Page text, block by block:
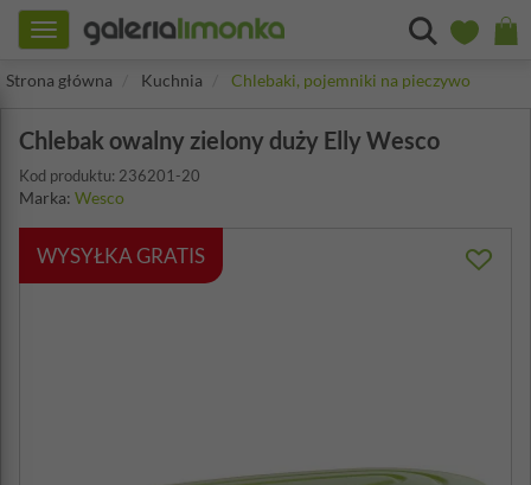
Toggle
navigation
Strona główna
Kuchnia Chlebaki, pojemniki na pieczywo
Chlebak owalny zielony duży Elly Wesco
Kod produktu: 236201-20
Marka: Wesco
WYSYŁKA GRATIS